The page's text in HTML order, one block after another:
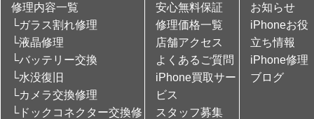
修理内容一覧
└ガラス割れ修理
└液晶修理
└バッテリー交換
└水没復旧
└カメラ交換修理
└ドックコネクター交換修
安心無料保証
修理価格一覧
店舗アクセス
よくあるご質問
iPhone買取サー
ビス
スタッフ募集
お知らせ
iPhoneお役
立ち情報
iPhone修理
ブログ